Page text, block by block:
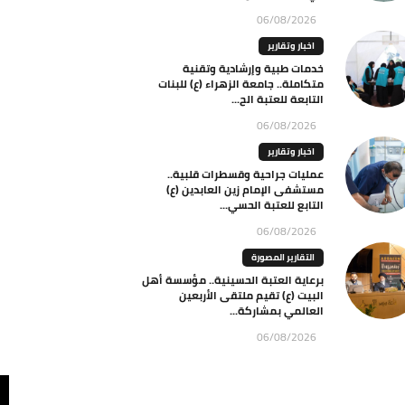
06/08/2026
اخبار وتقارير
خدمات طبية وإرشادية وتقنية
متكاملة.. جامعة الزهراء (ع) للبنات
التابعة للعتبة الح...
06/08/2026
اخبار وتقارير
عمليات جراحية وقسطرات قلبية..
مستشفى الإمام زين العابدين (ع)
التابع للعتبة الحسي...
06/08/2026
التقارير المصورة
برعاية العتبة الحسينية.. مؤسسة أهل
البيت (ع) تقيم ملتقى الأربعين
العالمي بمشاركة...
06/08/2026